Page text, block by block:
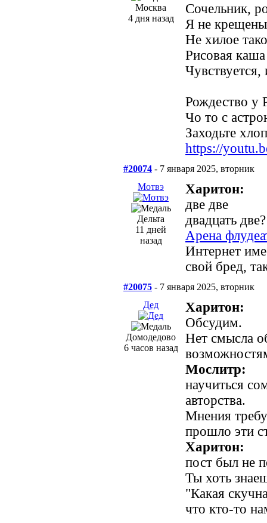
Москва
4 дня назад
Сочельник,
Я не
Не хилое
Рисовая
Рождество у
Чо то с
Заходьте
https://
#20074 - 7 января 2025, вторник
Мотвэ
Дельта
11 дней
назад
Харитон:
две две
двадцать две?
Арена
Интернет
свой бред,
#20075 - 7 января 2025, вторник
Дед
Домодедово
6 часов назад
Харитон:
Обсудим.
Нет смысла
Мослитр:
научиться
авторства.
Мнения
прошло эти
Харитон:
пост был не
Ты хоть
"Какая
что кто-то